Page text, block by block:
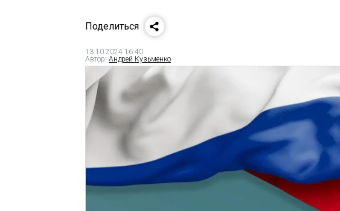
Поделиться
13.10.2024 16:40
Автор: Андрей Кузьменко